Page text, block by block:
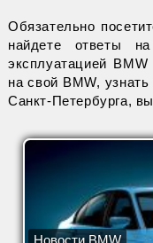
Обязательно
найдете ответы
эксплуатацией
на свой BMW,
Санкт-Петербурга,
Новости BMW